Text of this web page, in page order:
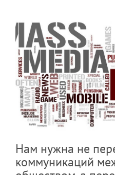
Нам нужна не
коммуникаций